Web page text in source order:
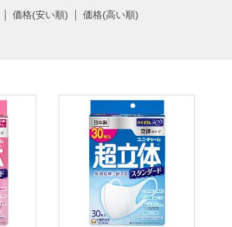
価格(安い順) 価格(高い順)